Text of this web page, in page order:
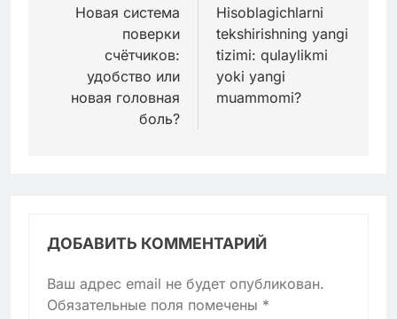
записям
Новая система
поверки
счётчиков:
удобство или
новая головная
боль?
Hisoblagichlarni
tekshirishning yangi
tizimi: qulaylikmi
yoki yangi
muammomi?
ДОБАВИТЬ КОММЕНТАРИЙ
Ваш адрес email не будет опубликован.
Обязательные поля помечены *